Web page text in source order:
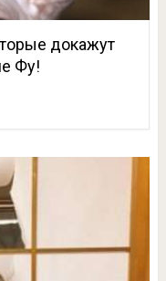
докажут
Фу!